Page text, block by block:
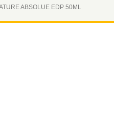
ABSOLUE EDP 50ML